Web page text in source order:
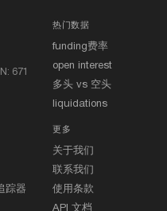
671
热门数据
funding费率
open interest
多头 vs 空头
liquidations
踪器
更多
关于我们
联系我们
使用条款
API 文档